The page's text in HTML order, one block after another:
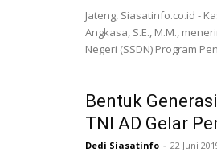
Jateng, Siasatinfo.co.id -
Angkasa, S.E., M.M.,
Negeri (SSDN) Program
Bentuk
TNI AD Gelar
Dedi Siasatinfo - 22 Juni